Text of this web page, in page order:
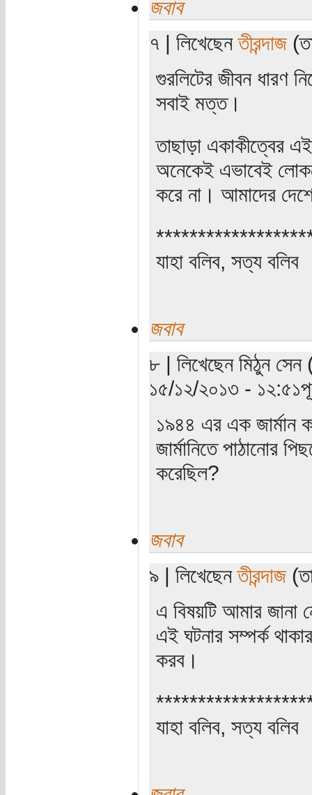
জবাব
৭ | লিখেছেনতীরন্দাজ
গুরলিটের জীবন ধারণ
সবাই মত্ত।
তাছাড়া একাকীত্বের
অনেকেই এভাবেই
করে না। আমাদের
যাহা বলিব, সত্য বলিব
জবাব
৮ | লিখেছেন মিঠুন সেন
১৫/১২/২০১৩ -
১৯৪৪ এর এক জার্মান
জার্মানিতে পাঠানোর
করেছিল?
জবাব
৯ | লিখেছেনতীরন্দাজ
এ বিষয়টি আমার জানা
এই ঘটনার সম্পর্ক
করব।
যাহা বলিব, সত্য বলিব